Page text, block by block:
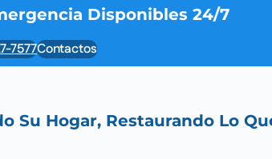
Disponibles 24/7
7577Contactos
Su Hogar, Restaurando Lo